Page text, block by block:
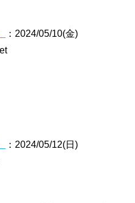
：2024/05/10(金)
：2024/05/12(日)